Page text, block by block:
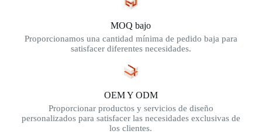
MOQ bajo
Proporcionamos una cantidad mínima de pedido baja para
satisfacer diferentes necesidades.
OEM Y ODM
Proporcionar productos y servicios de diseño
personalizados para satisfacer las necesidades exclusivas de
los clientes.